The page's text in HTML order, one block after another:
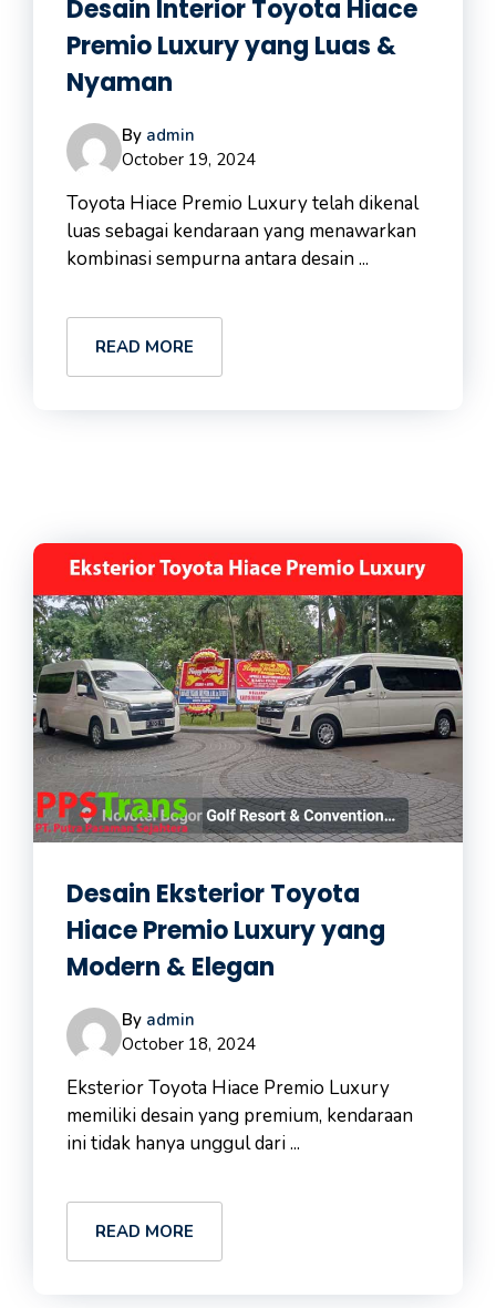
Desain Interior Toyota Hiace
Premio Luxury yang Luas &
Nyaman
By admin
October 19, 2024
Toyota Hiace Premio Luxury telah dikenal
luas sebagai kendaraan yang menawarkan
kombinasi sempurna antara desain ...
READ MORE
Desain Eksterior Toyota
Hiace Premio Luxury yang
Modern & Elegan
By admin
October 18, 2024
Eksterior Toyota Hiace Premio Luxury
memiliki desain yang premium, kendaraan
ini tidak hanya unggul dari ...
READ MORE